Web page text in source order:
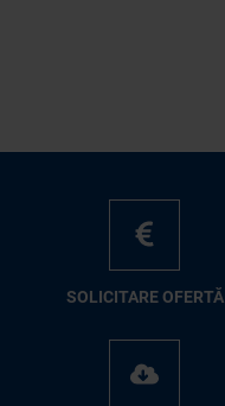
SO­LI­CI­TA­RE OFER­TĂ